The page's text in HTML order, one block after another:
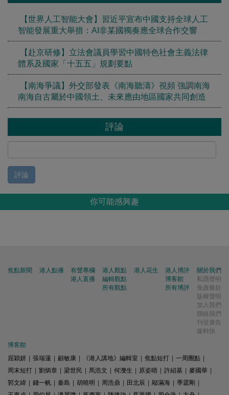
【世界人工智能大會】習近平宣布中國支持全球人工
智能發展重大舉措：AI非某國獨奏應全球合作交響
【赴京研修】立法會議員學習中國特色社會主義法律
體系及國家「十五五」規劃要點
【南海爭議】外交部發表《南海聽濤》視頻 強調南海
南海自古屬於中國領土、未來應由地區國家共同創造
評論
評論
你可能感興趣
焦點新聞 港人點播
有聲專欄
港人直播
港人觀點
編輯觀點
所有觀點
港人花生
港人博評
博客館
所有博評
關於我們
私隱聲明
免責條款
版權聲明
加入我們
聯絡我們
刊登廣告
爆料快
博客館
屈穎妍
張瑞蓮 顧敏康 《港人講地》編輯室 焦點短打 一周圈點
周末短打
劉炳章 梁世民 馬浩文 何濼生 原姿晴 許紹基 麥國華
郭文緯
錢一帆 秦島 胡曉明 周浩鼎 田北辰 鄔滿海 季霆剛